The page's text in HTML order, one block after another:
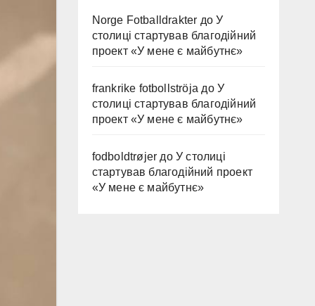
Norge Fotballdrakter доУ
столиці стартував благодійний
проект «У мене є майбутнє»
frankrike fotbollströja до У
столиці стартував благодійний
проект «У мене є майбутнє»
fodboldtrøjer до У столиці
стартував благодійний проект
«У мене є майбутнє»